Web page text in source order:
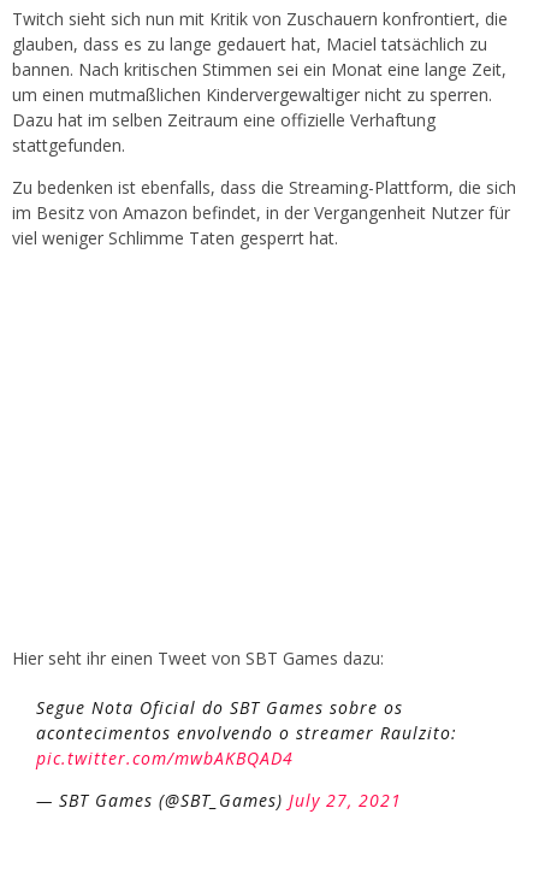
Twitch sieht sich nun mit Kritik von Zuschauern konfrontiert, die
glauben, dass es zu lange gedauert hat, Maciel tatsächlich zu
bannen. Nach kritischen Stimmen sei ein Monat eine lange Zeit,
um einen mutmaßlichen Kindervergewaltiger nicht zu sperren.
Dazu hat im selben Zeitraum eine offizielle Verhaftung
stattgefunden.
Zu bedenken ist ebenfalls, dass die Streaming-Plattform, die sich
im Besitz von Amazon befindet, in der Vergangenheit Nutzer für
viel weniger Schlimme Taten gesperrt hat.
Hier seht ihr einen Tweet von SBT Games dazu:
Segue Nota Oficial do SBT Games sobre os
acontecimentos envolvendo o streamer Raulzito:
pic.twitter.com/mwbAKBQAD4
— SBT Games (@SBT_Games) July 27, 2021